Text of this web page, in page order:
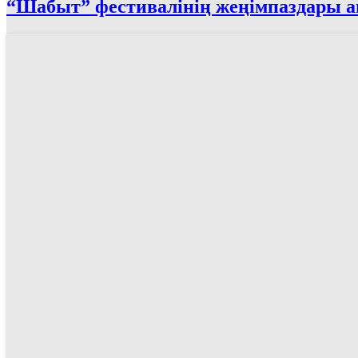
“Шабыт” фестивалінің жеңімпаздары